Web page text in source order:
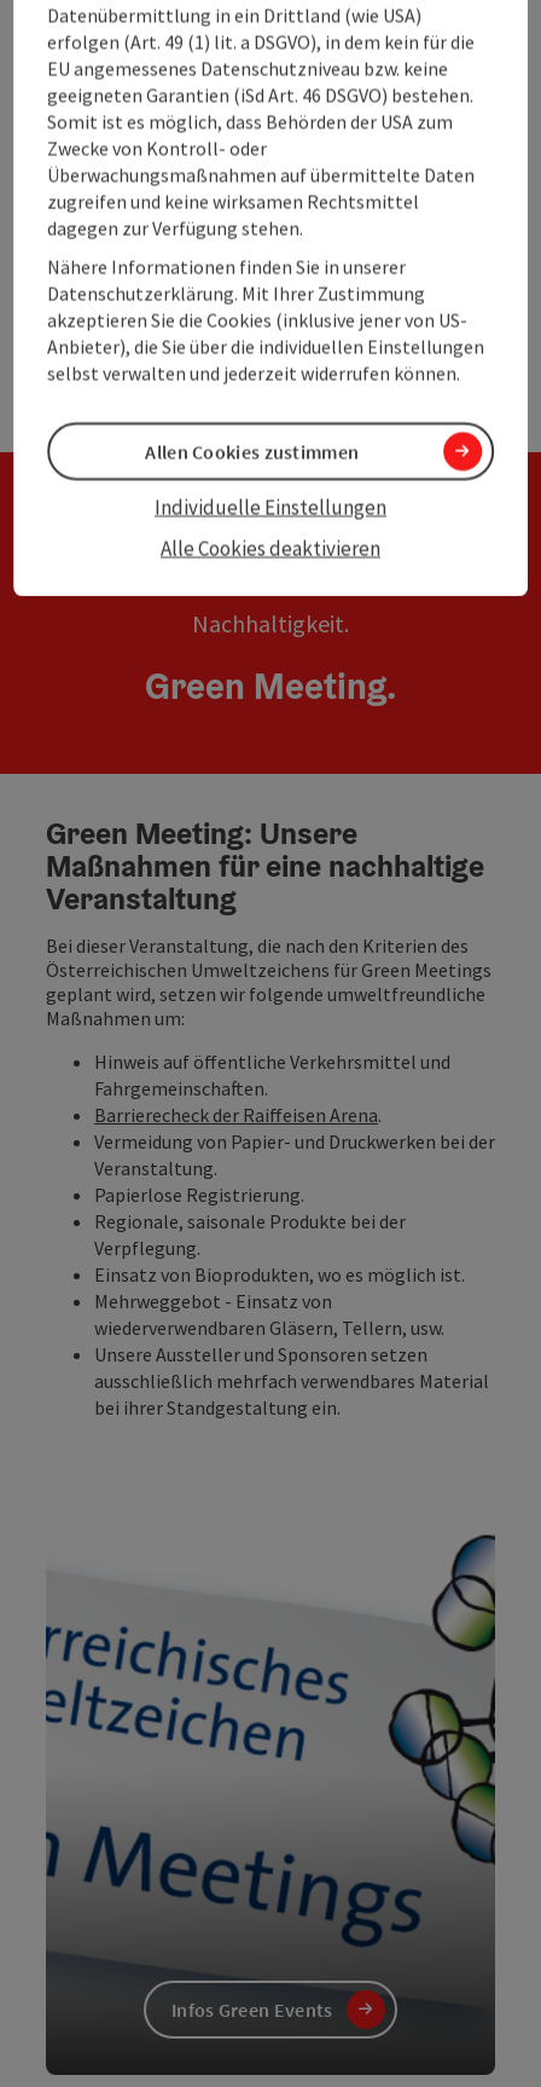
Kontakt
Tourist Information Linz
Hauptplatz 1
4020 Linz
Telefon
+43 732 7070 - 2009
E-Mail:
info@linztourismus.at
Nachhaltigkeit.
Green Meeting.
Green Meeting: Unsere
Maßnahmen für eine nachhaltige
Veranstaltung
Bei dieser Veranstaltung, die nach den Kriterien des
Österreichischen Umweltzeichens für Green Meetings
geplant wird, setzen wir folgende umweltfreundliche
Maßnahmen um:
Hinweis auf öffentliche Verkehrsmittel und
Fahrgemeinschaften.
Barrierecheck der Raiffeisen Arena.
Vermeidung von Papier- und Druckwerken bei der
Veranstaltung.
Papierlose Registrierung.
Regionale, saisonale Produkte bei der
Verpflegung.
Einsatz von Bioprodukten, wo es möglich ist.
Mehrweggebot - Einsatz von
wiederverwendbaren Gläsern, Tellern, usw.
Unsere Aussteller und Sponsoren setzen
ausschließlich mehrfach verwendbares Material
bei ihrer Standgestaltung ein.
Infos Green Events
Datenübermittlung in ein Drittland (wie USA)
erfolgen (Art. 49 (1) lit. a DSGVO), in dem kein für die
EU angemessenes Datenschutzniveau bzw. keine
geeigneten Garantien (iSd Art. 46 DSGVO) bestehen.
Somit ist es möglich, dass Behörden der USA zum
Zwecke von Kontroll- oder
Überwachungsmaßnahmen auf übermittelte Daten
zugreifen und keine wirksamen Rechtsmittel
dagegen zur Verfügung stehen.
Nähere Informationen finden Sie in unserer
Datenschutzerklärung. Mit Ihrer Zustimmung
akzeptieren Sie die Cookies (inklusive jener von US-
Anbieter), die Sie über die individuellen Einstellungen
selbst verwalten und jederzeit widerrufen können.
Alle Cookies deaktivieren
Individuelle Einstellungen
Allen Cookies zustimmen